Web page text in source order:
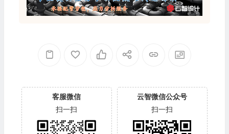
客服微信
扫一扫
云智微信公众号
扫一扫